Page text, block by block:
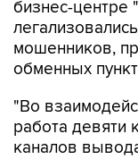
бизнес-центре
мошенников,
обменных
"Во
работа девяти
каналов